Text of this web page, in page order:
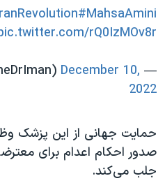
#MahsaAmini
rQ0IzMOv8r
— Dr. Iman Taheri (@TheDrIman)
December 10,
2022
حمایت جهانی از این پزشک
صدور احکام اعدام برای
جلب می‌کند.